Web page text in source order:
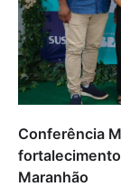
Conferência
Maranhão